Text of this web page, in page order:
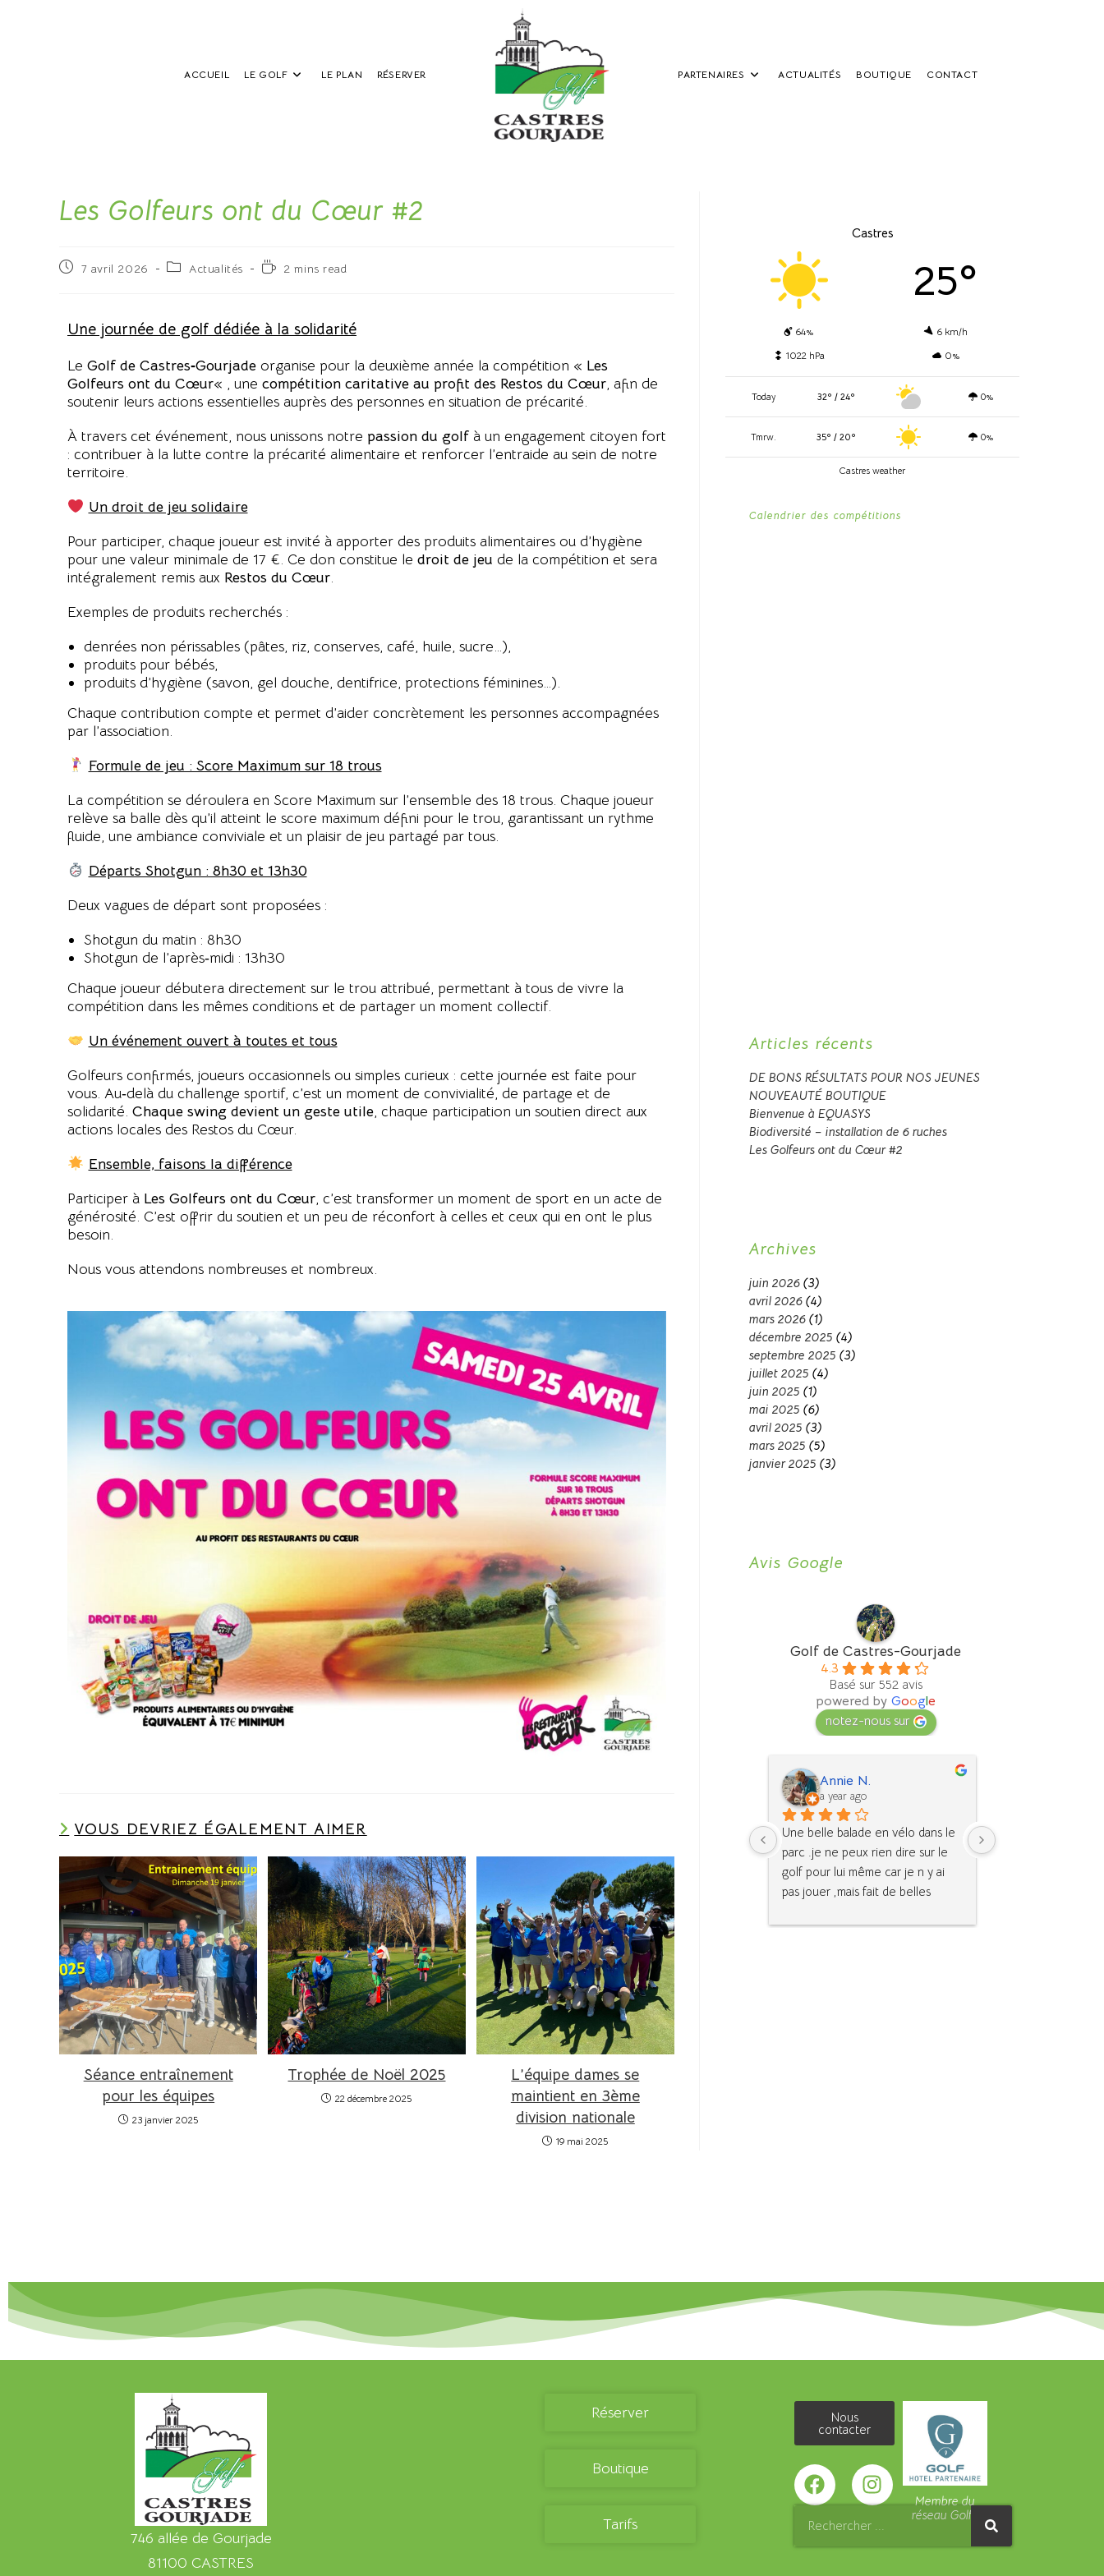
ACCUEIL LE GOLF LE PLAN RÉSERVER PARTENAIRES ACTUALITÉS BOUTIQUE CONTACT
Les Golfeurs ont du Cœur #2
7 avril 2026 Actualités 2 mins read
Une journée de golf dédiée à la solidarité
Le Golf de Castres‑Gourjade organise pour la deuxième année la compétition « Les
Golfeurs ont du Cœur« , une compétition caritative au profit des Restos du Cœur, afin de
soutenir leurs actions essentielles auprès des personnes en situation de précarité.
À travers cet événement, nous unissons notre passion du golf à un engagement citoyen fort
: contribuer à la lutte contre la précarité alimentaire et renforcer l’entraide au sein de notre
territoire.
Un droit de jeu solidaire
Pour participer, chaque joueur est invité à apporter des produits alimentaires ou d’hygiène
pour une valeur minimale de 17 €. Ce don constitue le droit de jeu de la compétition et sera
intégralement remis aux Restos du Cœur.
Exemples de produits recherchés :
denrées non périssables (pâtes, riz, conserves, café, huile, sucre…),
produits pour bébés,
produits d’hygiène (savon, gel douche, dentifrice, protections féminines…).
Chaque contribution compte et permet d’aider concrètement les personnes accompagnées
par l’association.
Formule de jeu : Score Maximum sur 18 trous
La compétition se déroulera en Score Maximum sur l’ensemble des 18 trous. Chaque joueur
relève sa balle dès qu’il atteint le score maximum défini pour le trou, garantissant un rythme
fluide, une ambiance conviviale et un plaisir de jeu partagé par tous.
Départs Shotgun : 8h30 et 13h30
Deux vagues de départ sont proposées :
Shotgun du matin : 8h30
Shotgun de l’après‑midi : 13h30
Chaque joueur débutera directement sur le trou attribué, permettant à tous de vivre la
compétition dans les mêmes conditions et de partager un moment collectif.
Un événement ouvert à toutes et tous
Golfeurs confirmés, joueurs occasionnels ou simples curieux : cette journée est faite pour
vous. Au‑delà du challenge sportif, c’est un moment de convivialité, de partage et de
solidarité. Chaque swing devient un geste utile, chaque participation un soutien direct aux
actions locales des Restos du Cœur.
Ensemble, faisons la différence
Participer à Les Golfeurs ont du Cœur, c’est transformer un moment de sport en un acte de
générosité. C’est offrir du soutien et un peu de réconfort à celles et ceux qui en ont le plus
besoin.
Nous vous attendons nombreuses et nombreux.
VOUS DEVRIEZ ÉGALEMENT AIMER
Séance entraînement
pour les équipes
23 janvier 2025
Trophée de Noël 2025
22 décembre 2025
L’équipe dames se
maintient en 3ème
division nationale
19 mai 2025
Castres
25º
64%
6 km/h
1022 hPa
0%
Today 32º / 24º 0%
Tmrw. 35º / 20º 0%
Castres weather
Calendrier des compétitions
Articles récents
DE BONS RÉSULTATS POUR NOS JEUNES
NOUVEAUTÉ BOUTIQUE
Bienvenue à EQUASYS
Biodiversité – installation de 6 ruches
Les Golfeurs ont du Cœur #2
Archives
juin 2026 (3)
avril 2026 (4)
mars 2026 (1)
décembre 2025 (4)
septembre 2025 (3)
juillet 2025 (4)
juin 2025 (1)
mai 2025 (6)
avril 2025 (3)
mars 2025 (5)
janvier 2025 (3)
Avis Google
Golf de Castres-Gourjade
4.3
Basé sur 552 avis
powered by Google
notez-nous sur
très ombragé pour faire du sport
Annie N.
a year ago
Une belle balade en vélo dans le
parc .je ne peux rien dire sur le
golf pour lui même car je n y ai
pas jouer ,mais fait de belles
746 allée de Gourjade
81100 CASTRES
Réserver
Boutique
Tarifs
Nous
contacter
Membre du
réseau Golfy